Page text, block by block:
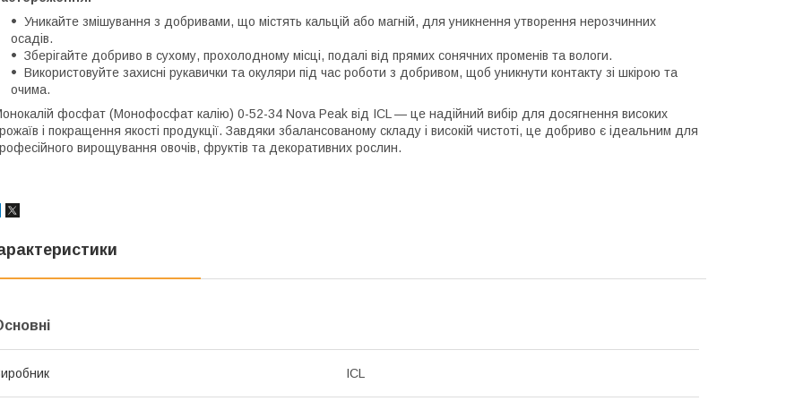
Уникайте змішування з добривами, що містять кальцій або магній, для уникнення утворення нерозчинних
осадів.
Зберігайте добриво в сухому, прохолодному місці, подалі від прямих сонячних променів та вологи.
Використовуйте захисні рукавички та окуляри під час роботи з добривом, щоб уникнути контакту зі шкірою та
очима.
фосфат (Монофосфат калію) 0-52-34 Nova Peak від ICL — це надійний вибір для досягнення високих
і покращення якості продукції. Завдяки збалансованому складу і високій чистоті, це добриво є ідеальним для
вирощування овочів, фруктів та декоративних рослин.
ICL